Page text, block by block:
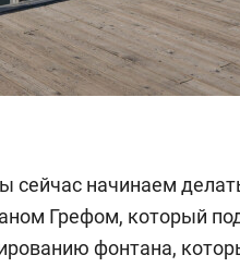
сейчас начинаем
Грефом, который
фонтана,